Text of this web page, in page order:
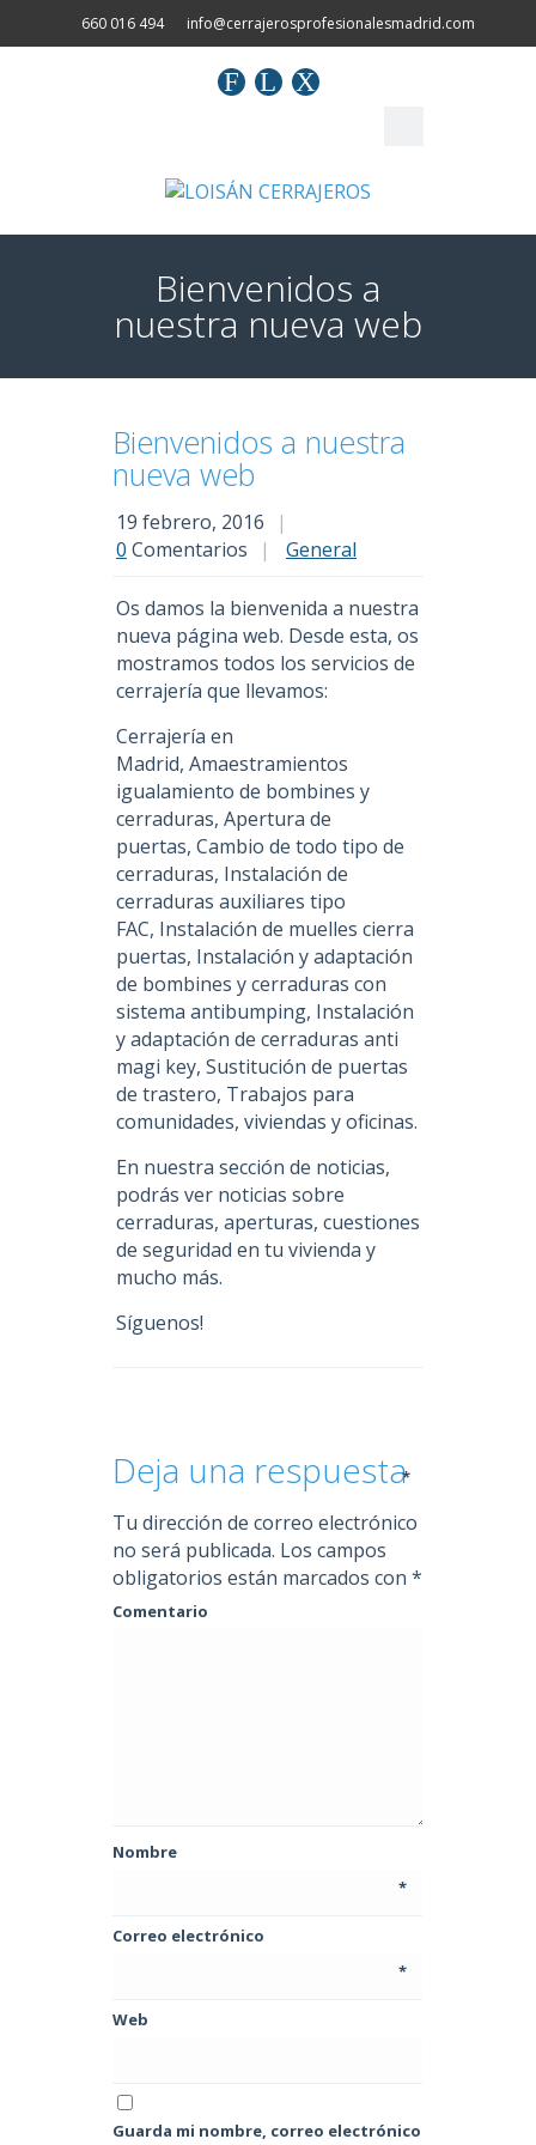
660 016 494 info@cerrajerosprofesionalesmadrid.com
F L X
Bienvenidos a
nuestra nueva web
Bienvenidos a nuestra
nueva web
19 febrero, 2016
|
0 Comentarios | General
Os damos la bienvenida a nuestra
nueva página web. Desde esta, os
mostramos todos los servicios de
cerrajería que llevamos:
Cerrajería en
Madrid, Amaestramientos
igualamiento de bombines y
cerraduras, Apertura de
puertas, Cambio de todo tipo de
cerraduras, Instalación de
cerraduras auxiliares tipo
FAC, Instalación de muelles cierra
puertas, Instalación y adaptación
de bombines y cerraduras con
sistema antibumping, Instalación
y adaptación de cerraduras anti
magi key, Sustitución de puertas
de trastero, Trabajos para
comunidades, viviendas y oficinas.
En nuestra sección de noticias,
podrás ver noticias sobre
cerraduras, aperturas, cuestiones
de seguridad en tu vivienda y
mucho más.
Síguenos!
Deja una respuesta
Tu dirección de correo electrónico
no será publicada. Los campos
obligatorios están marcados con *
Comentario
*
Nombre
*
Correo electrónico
*
Web
Guarda mi nombre, correo electrónico